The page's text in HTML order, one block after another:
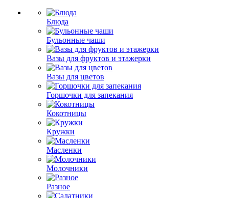
Блюда
Бульонные чаши
Вазы для фруктов и этажерки
Вазы для цветов
Горшочки для запекания
Кокотницы
Кружки
Масленки
Молочники
Разное